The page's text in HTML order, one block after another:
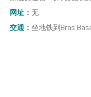
网址 ： 无
交通 ： 坐地铁到Bras